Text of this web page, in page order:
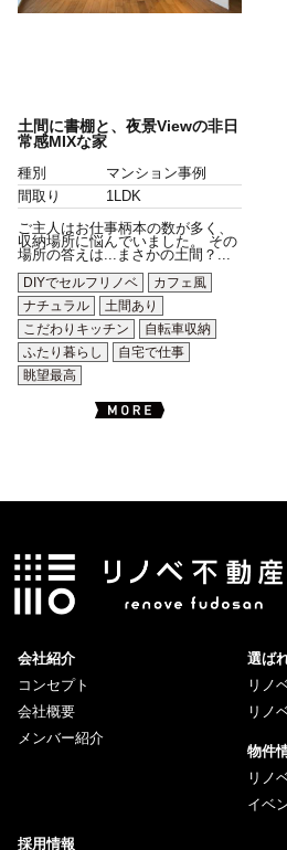
土間に書棚と、夜景Viewの非日
常感MIXな家
種別
マンション事例
間取り
1LDK
ご主人はお仕事柄本の数が多く、
収納場所に悩んでいました。 その
場所の答えは...まさかの土間？...
DIYでセルフリノベ
カフェ風
ナチュラル
土間あり
こだわりキッチン
自転車収納
ふたり暮らし
自宅で仕事
眺望最高
会社紹介
コンセプト
会社概要
メンバー紹介
選ば
リノ
リノ
物件
リノ
イベ
採用情報